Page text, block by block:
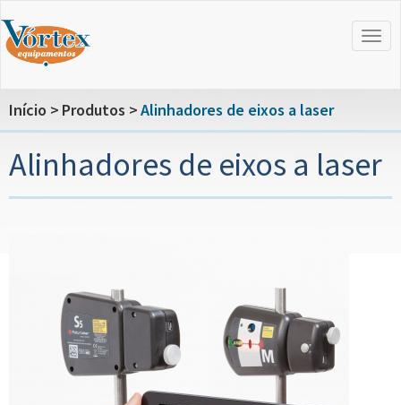
Início Produtos Alinhadores de eixos a laser
Alinhadores de eixos a laser